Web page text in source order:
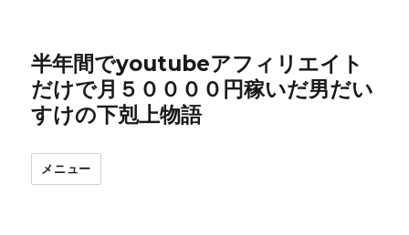
半年間でyoutubeアフィリエイト
だけで月５００００円稼いだ男だい
すけの下剋上物語
メニュー